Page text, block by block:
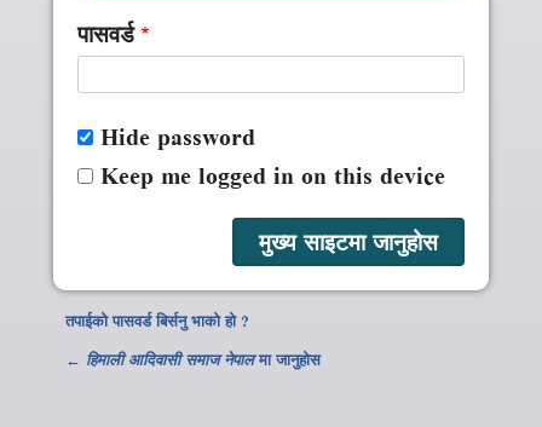
पासवर्ड
Hide password
Keep me logged in on this device
तपाईको पासवर्ड बिर्सनु भाको हो ?
← हिमाली आदिवासी समाज नेपालमा जानुहोस